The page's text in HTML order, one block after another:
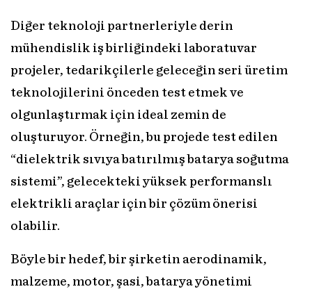
Diğer teknoloji partnerleriyle derin
mühendislik iş birliğindeki laboratuvar
projeler, tedarikçilerle geleceğin seri üretim
teknolojilerini önceden test etmek ve
olgunlaştırmak için ideal zemin de
oluşturuyor. Örneğin, bu projede test edilen
“dielektrik sıvıya batırılmış batarya soğutma
sistemi”, gelecekteki yüksek performanslı
elektrikli araçlar için bir çözüm önerisi
olabilir.
Böyle bir hedef, bir şirketin aerodinamik,
malzeme, motor, şasi, batarya yönetimi